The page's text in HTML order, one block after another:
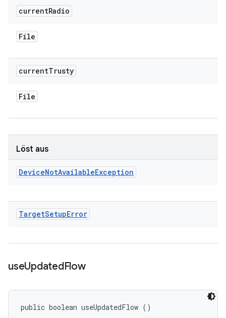
currentRadio
File
currentTrusty
File
Löst aus
DeviceNotAvailableException
TargetSetupError
useUpdatedFlow
public boolean useUpdatedFlow ()